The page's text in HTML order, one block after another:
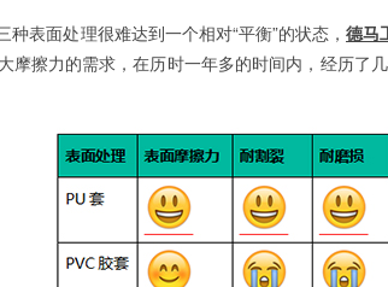
种表面处理很难达到一个相对“平衡”的状态，德马
摩擦力的需求，在历时一年多的时间内，经历了